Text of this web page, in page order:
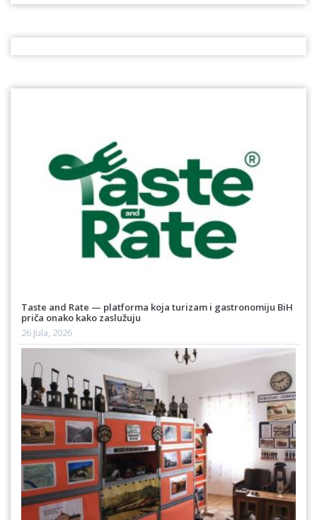
Taste and Rate — platforma koja turizam i gastronomiju BiH
priča onako kako zaslužuju
26 Jula, 2026